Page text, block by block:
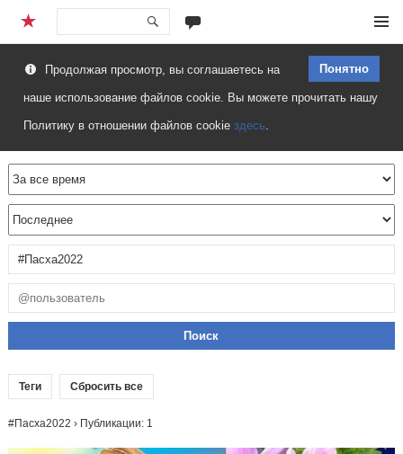
Перейти
содержимому
Понятно
Продолжая просмотр, вы соглашаетесь на
наше использование файлов cookie. Вы можете прочитать нашу
Политику в отношении файлов cookie здесь.
Теги Сбросить все
#Пасха2022 › Публикации: 1